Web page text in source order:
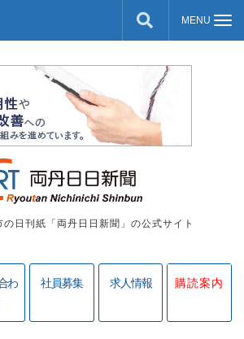
日刊紙「両丹日日新聞」の公式サイト
わ
社員募集 求人情報 購読案内